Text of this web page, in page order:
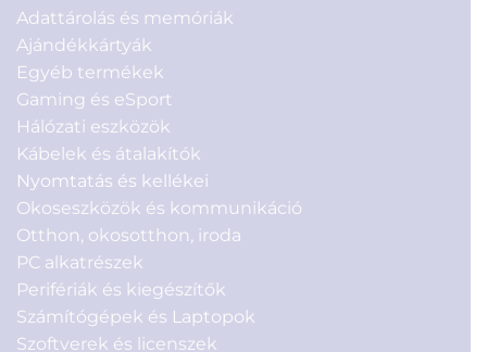
Adattárolás és memóriák
Ajándékkártyák
Egyéb termékek
Gaming és eSport
Hálózati eszközök
Kábelek és átalakítók
Nyomtatás és kellékei
Okoseszközök és kommunikáció
Otthon, okosotthon, iroda
PC alkatrészek
Perifériák és kiegészítők
Számítógépek és Laptopok
Szoftverek és licenszek